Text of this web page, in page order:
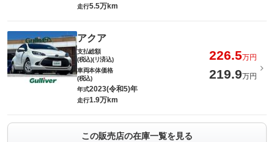
走行5.5万km
アクア
支払総額
(税込)(リ済込)
226.5万円
車両本体価格
(税込)
219.9万円
年式2023(令和5)年
走行1.9万km
この販売店の在庫一覧を見る